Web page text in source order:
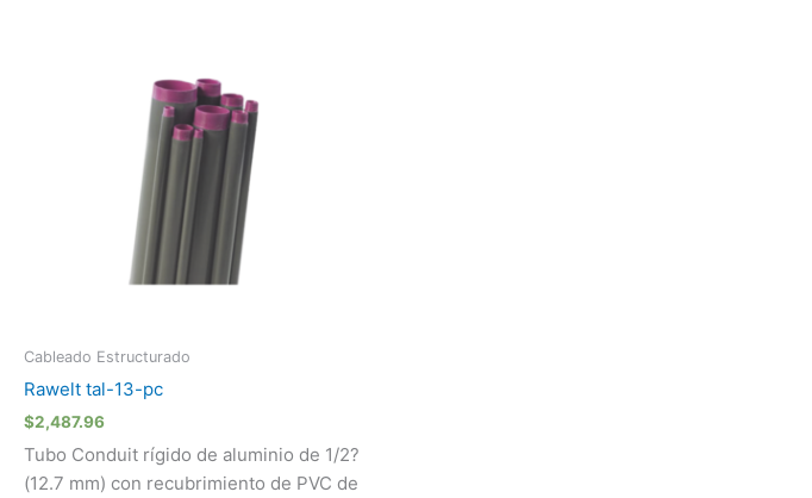
Cableado Estructurado
Rawelt tal-13-pc
$2,487.96
Tubo Conduit rígido de aluminio de 1/2?
(12.7 mm) con recubrimiento de PVC de